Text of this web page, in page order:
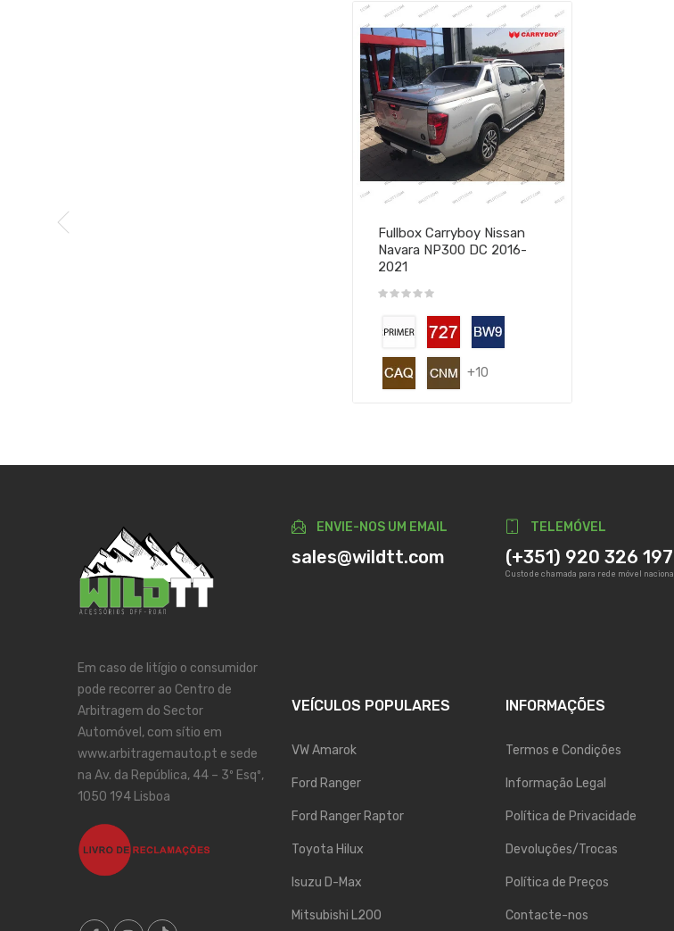
Fullbox Carryboy Nissan
Navara NP300 DC 2016-
2021
+10
ENVIE-NOS UM EMAIL
sales@wildtt.com
TELEMÓVEL
(+351) 920 326 197
Custo de chamada para rede móvel nacional
Em caso de litígio o consumidor
pode recorrer ao Centro de
Arbitragem do Sector
Automóvel, com sítio em
www.arbitragemauto.pt e sede
na Av. da República, 44 – 3º Esqº,
1050 194 Lisboa
VEÍCULOS POPULARES
VW Amarok
Ford Ranger
Ford Ranger Raptor
Toyota Hilux
Isuzu D-Max
Mitsubishi L200
INFORMAÇÕES
Termos e Condições
Informação Legal
Política de Privacidade
Devoluções/Trocas
Política de Preços
Contacte-nos